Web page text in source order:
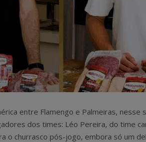
entre Flamengo e Palmeiras, nesse
dos times: Léo Pereira, do time
o churrasco pós-jogo, embora só um